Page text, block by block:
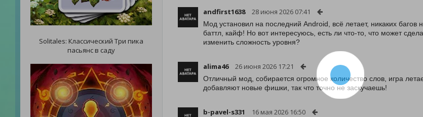
Solitales: Классический Три пика
пасьянс в саду
andfirst1638 28 июня 2026 07:41
Мод установил на последний Android, всё летает, никаких
баттл, кайф! Но вот интересуюсь, есть ли что-то, что может
изменить сложность уровня?
alima46 26 июня 2026 17:21
Отличный мод, собирается огромное количество слов, игра
добавляют новые фишки, так что точно не заскучаешь!
b-pavel-s331 16 мая 2026 16:50